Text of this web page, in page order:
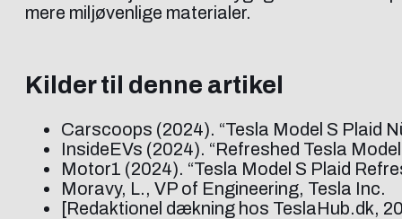
mere miljøvenlige materialer.
Kilder til denne artikel
Carscoops (2024). “Tesla Model S Plaid
InsideEVs (2024). “Refreshed Tesla
Motor1 (2024). “Tesla Model S Plaid
Moravy, L., VP of Engineering, Tesla Inc.
[Redaktionel dækning hos TeslaHub.dk,